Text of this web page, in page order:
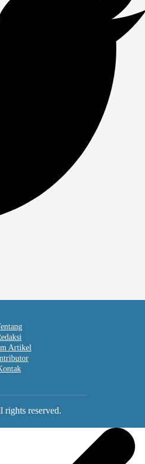
Artikel
reserved.